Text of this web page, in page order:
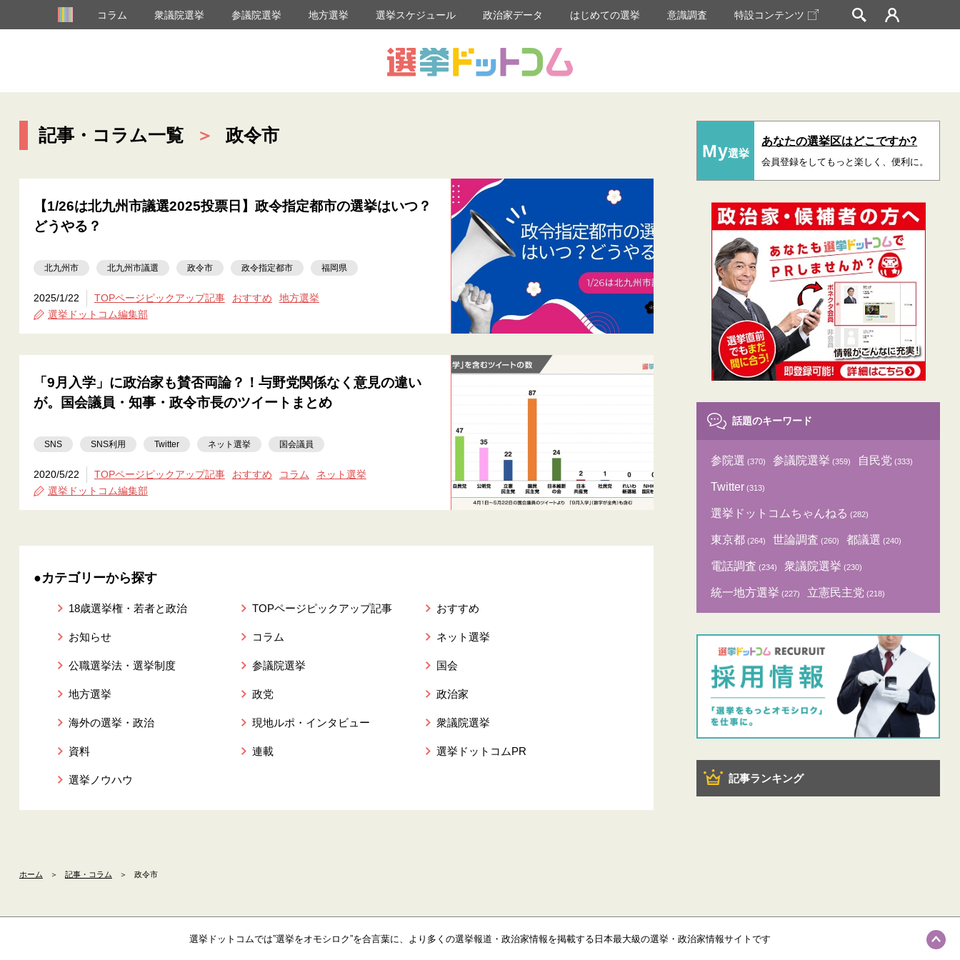
コラム 衆議院選挙 参議院選挙 地方選挙 選挙スケジュール 政治家データ はじめての選挙 意識調査 特設コンテンツ
記事・コラム一覧 ＞ 政令市
【1/26は北九州市議選2025投票日】政令指定都市の選挙はいつ？
どうやる？
北九州市 北九州市議選 政令市 政令指定都市 福岡県
2025/1/22 TOPページピックアップ記事 おすすめ
地方選挙
選挙ドットコム編集部
「9月入学」に政治家も賛否両論？！与野党関係なく意見の違い
が。国会議員・知事・政令市長のツイートまとめ
SNS SNS利用 Twitter ネット選挙 国会議員
2020/5/22 TOPページピックアップ記事 おすすめ コラム
ネット選挙
選挙ドットコム編集部
●カテゴリーから探す
18歳選挙権・若者と政治 TOPページピックアップ記事 おすすめ
お知らせ コラム ネット選挙
公職選挙法・選挙制度 参議院選挙 国会
地方選挙 政党 政治家
海外の選挙・政治 現地ルポ・インタビュー 衆議院選挙
資料 連載 選挙ドットコムPR
選挙ノウハウ
My選挙
あなたの選挙区はどこですか?
会員登録をしてもっと楽しく、便利に。
話題のキーワード
参院選 (370) 参議院選挙 (359) 自民党 (333)
Twitter (313)
選挙ドットコムちゃんねる (282)
東京都 (264) 世論調査 (260) 都議選 (240)
電話調査 (234) 衆議院選挙 (230)
統一地方選挙 (227) 立憲民主党 (218)
記事ランキング
ホーム ＞ 記事・コラム ＞ 政令市
選挙ドットコムでは”選挙をオモシロク”を合言葉に、より多くの選挙報道・政治家情報を掲載する日本最大級の選挙・政治家情報サイトです